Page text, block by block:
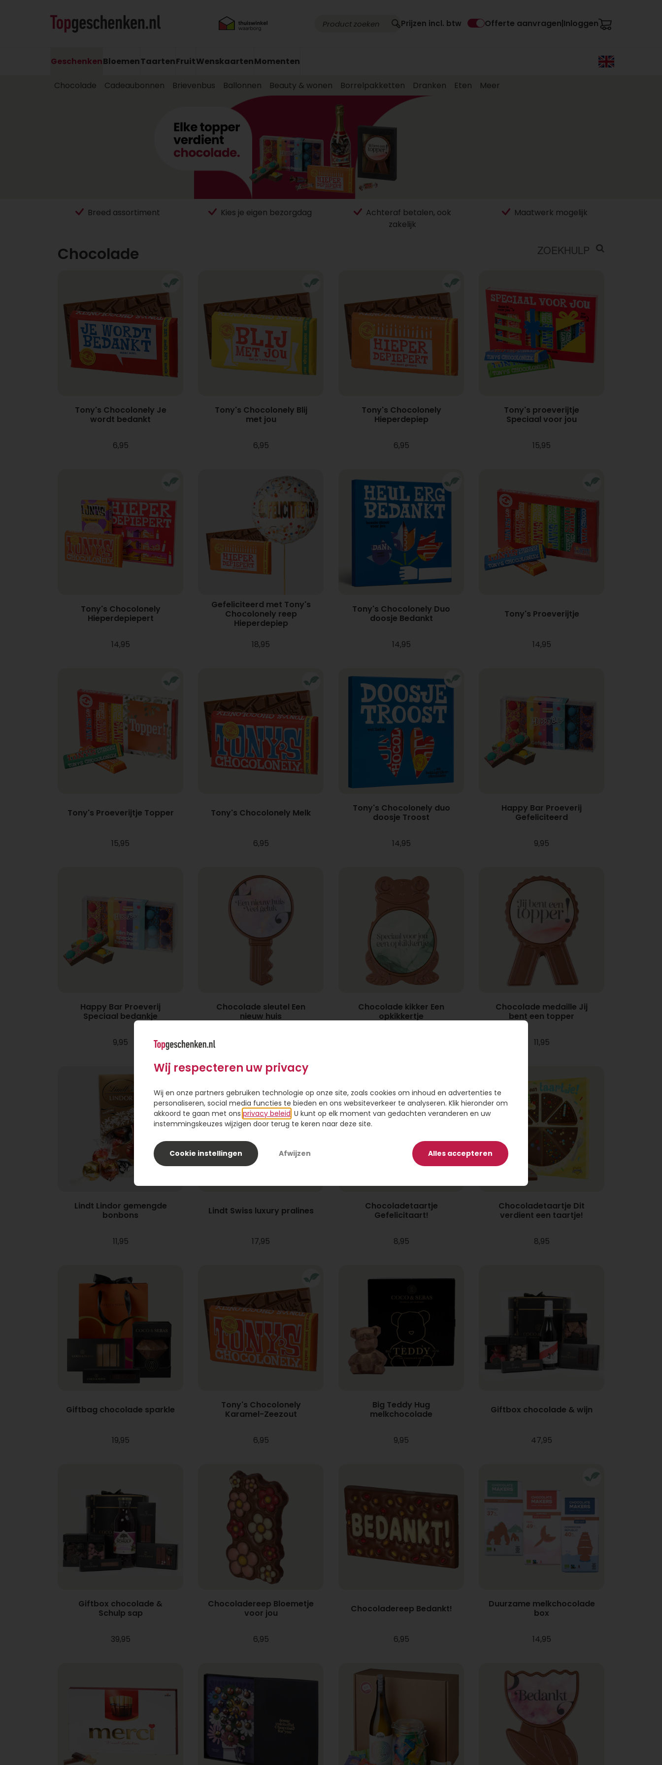
Prijzen incl. btw Offerte aanvragen Inloggen
GeschenkenBloemenTaartenFruitWenskaartenMomenten
Chocolade Cadeaubonnen Brievenbus Ballonnen Beauty & wonen Borrelpakketten Dranken Eten Meer
Breed assortiment Kies je eigen bezorgdag
Achteraf betalen, ook
zakelijk
Maatwerk mogelijk
Chocolade ZOEKHULP
Tony's Chocolonely Je
wordt bedankt
6,95
Tony's Chocolonely Blij
met jou
6,95
Tony's Chocolonely
Hieperdepiep
6,95
Tony's proeverijtje
Speciaal voor jou
15,95
Tony's Chocolonely
Hieperdepiepert
14,95
Gefeliciteerd met Tony's
Chocolonely reep
Hieperdepiep
18,95
Tony's Chocolonely Duo
doosje Bedankt
14,95
Tony's Proeverijtje
14,95
Tony's Proeverijtje Topper
15,95
Tony's Chocolonely Melk
6,95
Tony's Chocolonely duo
doosje Troost
14,95
Happy Bar Proeverij
Gefeliciteerd
9,95
Happy Bar Proeverij
Speciaal bedankje
9,95
Chocolade sleutel Een
nieuw huis
Chocolade kikker Een
opkikkertje
Chocolade medaille Jij
bent een topper
11,95
Lindt Lindor gemengde
bonbons
11,95
Lindt Swiss luxury pralines
17,95
Chocoladetaartje
Gefelicitaart!
8,95
Chocoladetaartje Dit
verdient een taartje!
8,95
Giftbag chocolade sparkle
19,95
Tony's Chocolonely
Karamel-Zeezout
6,95
Big Teddy Hug
melkchocolade
9,95
Giftbox chocolade & wijn
47,95
Giftbox chocolade &
Schulp sap
39,95
Chocoladereep Bloemetje
voor jou
6,95
Chocoladereep Bedankt!
6,95
Duurzame melkchocolade
box
14,95
Wij respecteren uw privacy
Wij en onze partners gebruiken technologie op onze site, zoals cookies om inhoud en advertenties te
personaliseren, social media functies te bieden en ons websiteverkeer te analyseren. Klik hieronder om
akkoord te gaan met ons privacy beleid . U kunt op elk moment van gedachten veranderen en uw
instemmingskeuzes wijzigen door terug te keren naar deze site.
Alles accepteren
Cookie instellingen Afwijzen